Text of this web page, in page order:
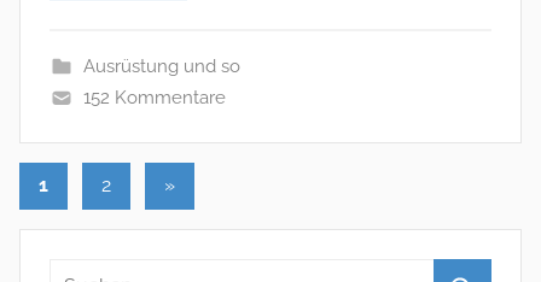
Ausrüstung und so
152 Kommentare
Seitennummerierung
1 2
Nächste
»